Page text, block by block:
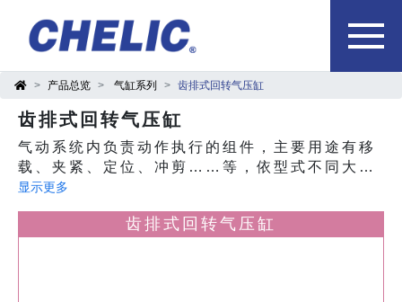
产品总览 气缸系列 齿排式回转气压缸
齿排式回转气压缸
气动系统内负责动作执行的组件，主要用途有移
载、夹紧、定位、冲剪……等，依型式不同大致
可分为螺牙气缸、多固型气缸、治具气缸、阻挡
显示更多
齿排式回转气压缸